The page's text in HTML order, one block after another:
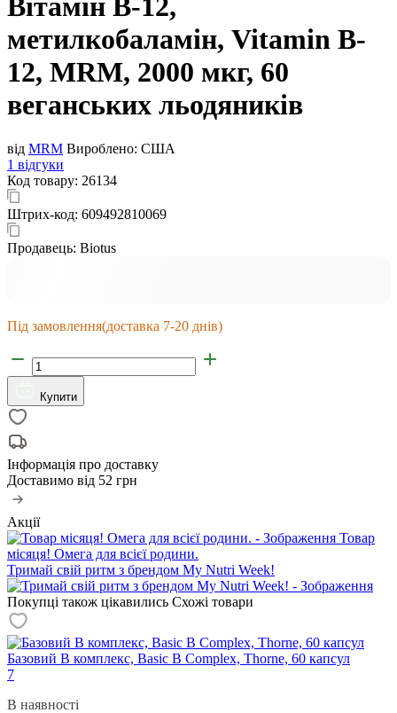
Вітамін В-12,
метилкобаламін, Vitamin B-
12, MRM, 2000 мкг, 60
веганських льодяників
від MRM Вироблено: США
1 відгуки
Код товару: 26134
Штрих-код: 609492810069
Продавець: Biotus
Під замовлення(доставка 7-20 днів)
Купити
Інформація про доставку
Доставимо від 52 грн
Акції
Товар
місяця! Омега для всієї родини.
Тримай свій ритм з брендом My Nutri Week!
Покупці також цікавились Схожі товари
Базовий В комплекс, Basic B Complex, Thorne, 60 капсул
7
В наявності